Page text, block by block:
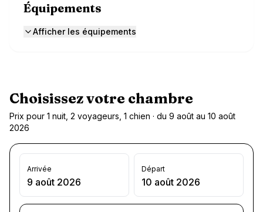
Équipements
Afficher les équipements
Choisissez votre chambre
Prix pour 1 nuit, 2 voyageurs, 1 chien · du 9 août au 10 août
2026
Arrivée
9 août 2026
Départ
10 août 2026